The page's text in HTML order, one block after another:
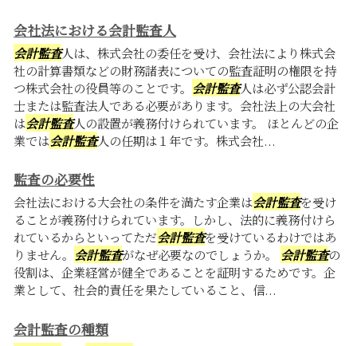
会社法における会計監査人
会計監査人は、株式会社の委任を受け、会社法により株式会
社の計算書類などの財務諸表についての監査証明の権限を持
つ株式会社の役員等のことです。 会計監査人は必ず公認会計
士または監査法人である必要があります。会社法上の大会社
は会計監査人の設置が義務付けられています。 ほとんどの企
業では会計監査人の任期は１年です。株式会社...
監査の必要性
会社法における大会社の条件を満たす企業は会計監査を受け
ることが義務付けられています。しかし、法的に義務付けら
れているからといってただ会計監査を受けているわけではあ
りません。 会計監査がなぜ必要なのでしょうか。 会計監査の
役割は、企業経営が健全であることを証明するためです。企
業として、社会的責任を果たしていること、信...
会計監査の種類